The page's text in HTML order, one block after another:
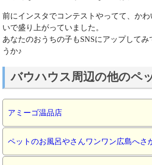
前にインスタでコンテストやってて、か
いで盛り上がっていました。
あなたのおうちの子もSNSにアップしてみ
うか♪
バウハウス周辺の他のペ
アミーゴ温品店
ペットのお風呂やさんワンワン広島へさ